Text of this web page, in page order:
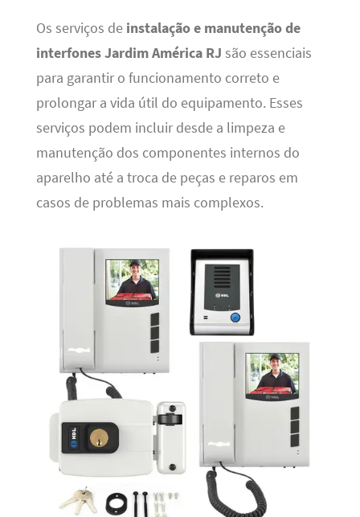
Os serviços de instalação e manutenção de
interfones Jardim América RJ são essenciais
para garantir o funcionamento correto e
prolongar a vida útil do equipamento. Esses
serviços podem incluir desde a limpeza e
manutenção dos componentes internos do
aparelho até a troca de peças e reparos em
casos de problemas mais complexos.